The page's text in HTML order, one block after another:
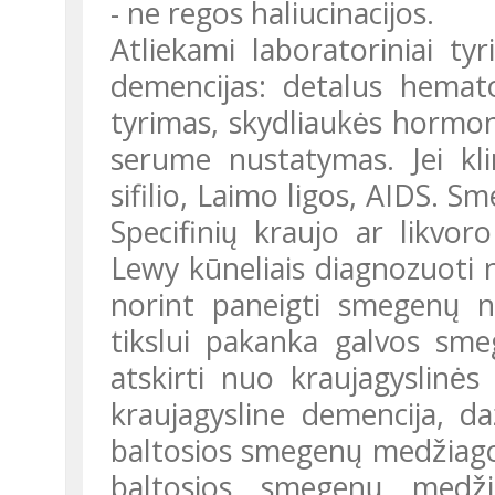
- ne regos haliucinacijos.
Atliekami laboratoriniai tyrimai, tikslingi diagnozuojant ir kitas
demencijas: detalus
tyrimas, skydliaukės
serume nustatymas. Jei
sifilio, Laimo ligos, AIDS.
Specifinių kraujo ar
Lewy kūneliais
norint paneigti smegenų
tikslui pakanka galvos
atskirti nuo kraujagyslinės
kraujagysline demencija,
baltosios smegenų
baltosios smegenų